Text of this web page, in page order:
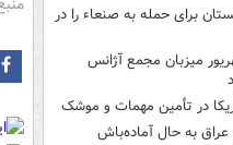
برای حمله به صنعاء را در
میزبان مجمع آژانس
در تأمین مهمات و موشک
به حال آماده‌باش